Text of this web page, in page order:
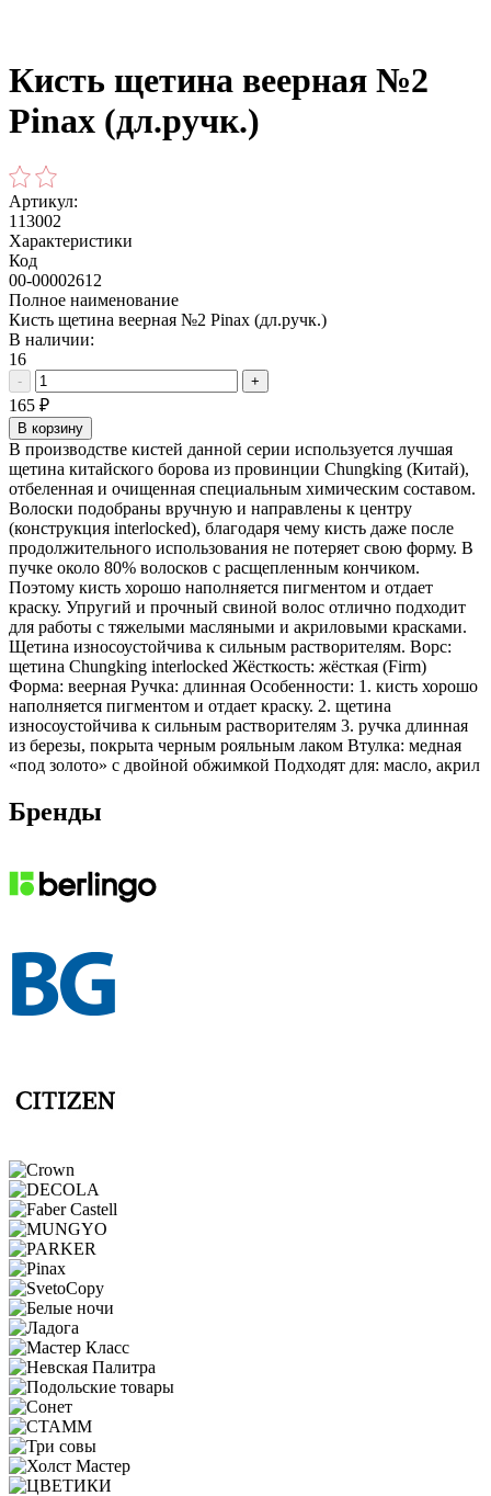
Кисть щетина веерная №2
Pinax (дл.ручк.)
Артикул:
113002
Характеристики
Код
00-00002612
Полное наименование
Кисть щетина веерная №2 Pinax (дл.ручк.)
В наличии:
16
- +
165 ₽
В корзину
В производстве кистей данной серии используется лучшая
щетина китайского борова из провинции Chungking (Китай),
отбеленная и очищенная специальным химическим составом.
Волоски подобраны вручную и направлены к центру
(конструкция interlocked), благодаря чему кисть даже после
продолжительного использования не потеряет свою форму. В
пучке около 80% волосков с расщепленным кончиком.
Поэтому кисть хорошо наполняется пигментом и отдает
краску. Упругий и прочный свиной волос отлично подходит
для работы с тяжелыми масляными и акриловыми красками.
Щетина износоустойчива к сильным растворителям. Ворс:
щетина Chungking interlocked Жёсткость: жёсткая (Firm)
Форма: веерная Ручка: длинная Особенности: 1. кисть хорошо
наполняется пигментом и отдает краску. 2. щетина
износоустойчива к сильным растворителям 3. ручка длинная
из березы, покрыта черным рояльным лаком Втулка: медная
«под золото» с двойной обжимкой Подходят для: масло, акрил
Бренды